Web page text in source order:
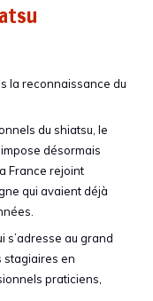
la reconnaissance du
du shiatsu, le
désormais
France rejoint
qui avaient déjà
s’adresse au grand
stagiaires en
praticiens,